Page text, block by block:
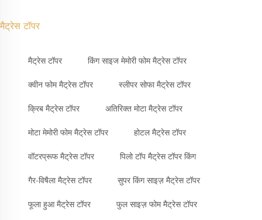
मैट्रेस टॉपर
मैट्रेस टॉपर किंग साइज मेमोरी फोम मैट्रेस टॉपर
क्वीन फोम मैट्रेस टॉपर स्लीपर सोफा मैट्रेस टॉपर
क्रिब मैट्रेस टॉपर अतिरिक्त मोटा मैट्रेस टॉपर
मोटा मेमोरी फोम मैट्रेस टॉपर होटल मैट्रेस टॉपर
वॉटरप्रूफ मैट्रेस टॉपर पिलो टॉप मैट्रेस टॉपर किंग
गैर-विषैला मैट्रेस टॉपर सुपर किंग साइज़ मैट्रेस टॉपर
फूला हुआ मैट्रेस टॉपर फुल साइज़ फोम मैट्रेस टॉपर